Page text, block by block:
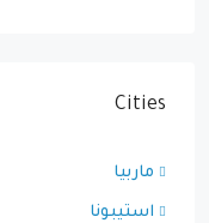
Cities
ماربيا
استيبونا